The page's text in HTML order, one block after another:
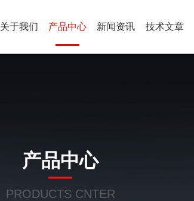
关于我们 产品中心 新闻资讯 技术文章
产品中心
PRODUCTS CNTER